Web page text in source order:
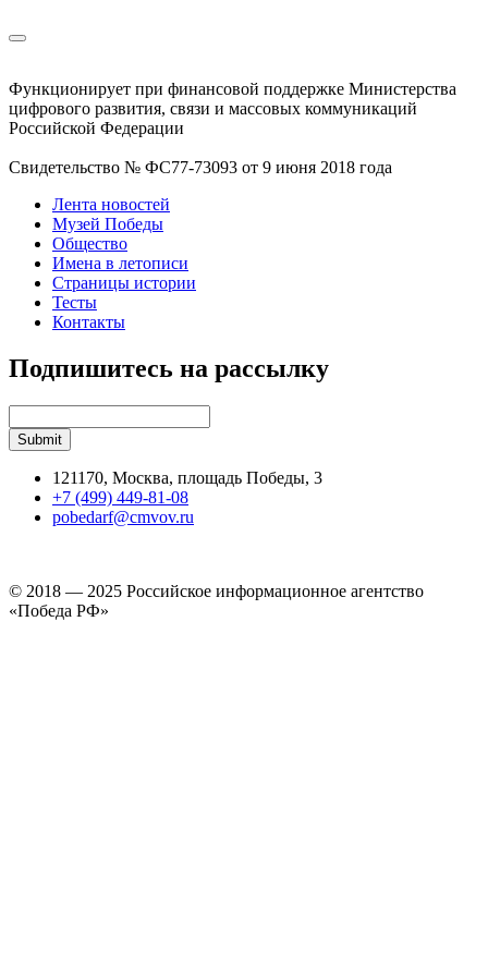
Функционирует при финансовой поддержке Министерства
цифрового развития, связи и массовых коммуникаций
Российской Федерации
Свидетельство № ФС77-73093 от 9 июня 2018 года
Лента новостей
Музей Победы
Общество
Имена в летописи
Страницы истории
Тесты
Контакты
Подпишитесь на рассылку
121170, Москва, площадь Победы, 3
+7 (499) 449-81-08
pobedarf@cmvov.ru
© 2018 — 2025 Российское информационное агентство
«Победа РФ»